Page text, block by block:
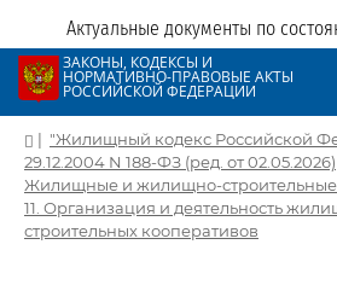
Актуальные документы по
ЗАКОНЫ, КОДЕКСЫ И
НОРМАТИВНО-ПРАВОВЫЕ АКТЫ
РОССИЙСКОЙ ФЕДЕРАЦИИ
| "Жилищный кодекс Российской
29.12.2004 N 188-ФЗ (ред. от 02.05.2026)
Жилищные и жилищно-строительные
11. Организация и деятельность
строительных кооперативов